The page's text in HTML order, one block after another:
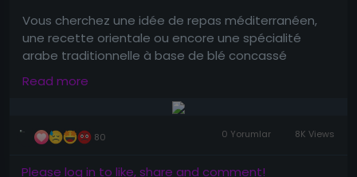
Vous cherchez une idée de repas méditerranéen,
une recette orientale ou encore une spécialité
arabe traditionnelle à base de blé concassé
(bourghoul/berghol) ? Voici la recette du Tabikh
Mlihhi, un plat généreux et chaleureux préparé
depuis des générations dans les foyers du Levant.
répondre à la fameuse question : « Que cuisiner
Read more
80 0 Yorumlar 8K Views
Please log in to like, share and comment!